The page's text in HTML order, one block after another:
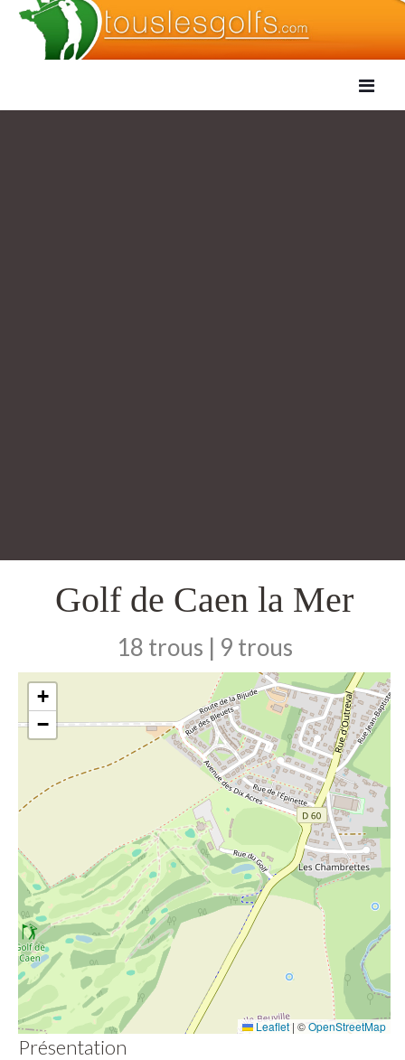
Golf de Caen la Mer
18 trous | 9 trous
+
−
Leaflet | ©OpenStreetMap
Présentation